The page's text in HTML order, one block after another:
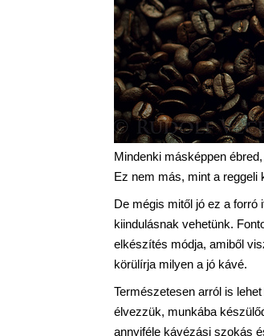
Mindenki másképpen
Ez nem más, mint a reggeli
De mégis mitől jó ez a
kiindulásnak vehetünk.
elkészítés módja, amiből
körülírja milyen a jó kávé.
Természetesen arról is
élvezzük, munkába
annyiféle kávézási szokás